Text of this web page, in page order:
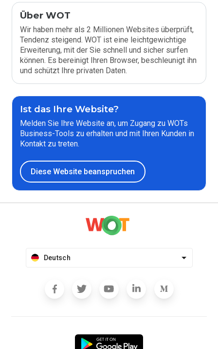
Über WOT
Wir haben mehr als 2 Millionen Websites überprüft,
Tendenz steigend. WOT ist eine leichtgewichtige
Erweiterung, mit der Sie schnell und sicher surfen
können. Es bereinigt Ihren Browser, beschleunigt ihn
und schützt Ihre privaten Daten.
Ist das Ihre Website?
Melden Sie Ihre Website an, um Zugang zu WOTs
Business-Tools zu erhalten und mit Ihren Kunden in
Kontakt zu treten.
Diese Website beanspruchen
Deutsch